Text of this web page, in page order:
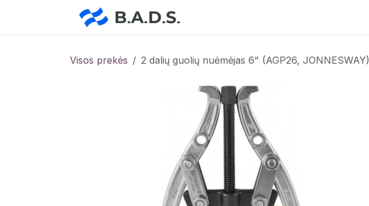
Visos prekės 2 dalių guolių nuėmėjas 6" (AGP26, JONNESWAY)